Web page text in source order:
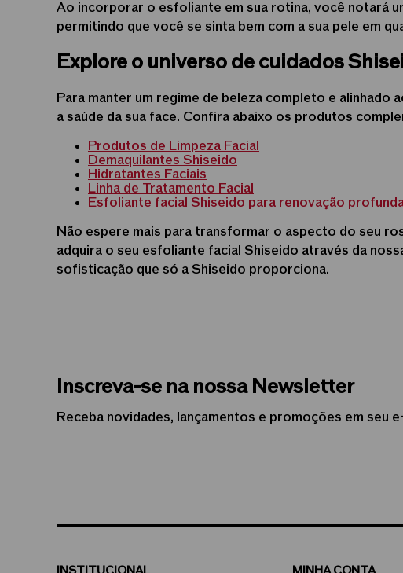
Ao incorporar o esfoliante em sua rotina, você notará
permitindo que você se sinta bem com a sua pele em
Explore o universo de cuidados
Para manter um regime de beleza completo e alinhado
a saúde da sua face. Confira abaixo os produtos
Produtos de Limpeza Facial
Demaquilantes Shiseido
Hidratantes Faciais
Linha de Tratamento Facial
Esfoliante facial Shiseido para renovação
Não espere mais para transformar o aspecto do seu
adquira o seu esfoliante facial Shiseido através da
sofisticação que só a Shiseido proporciona.
Inscreva-se na nossa Newsletter
Receba novidades, lançamentos e promoções em seu